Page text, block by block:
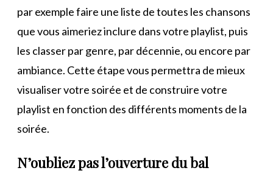
par exemple faire une liste de toutes les chansons
que vous aimeriez inclure dans votre playlist, puis
les classer par genre, par décennie, ou encore par
ambiance. Cette étape vous permettra de mieux
visualiser votre soirée et de construire votre
playlist en fonction des différents moments de la
soirée.
N’oubliez pas l’ouverture du bal